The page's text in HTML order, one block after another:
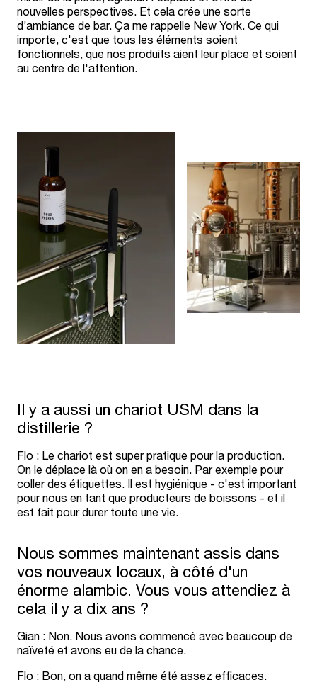
nouvelles perspectives. Et cela crée une sorte
d’ambiance de bar. Ça me rappelle New York. Ce qui
importe, c'est que tous les éléments soient
fonctionnels, que nos produits aient leur place et soient
au centre de l'attention.
Il y a aussi un chariot USM dans la
distillerie ?
Flo : Le chariot est super pratique pour la production.
On le déplace là où on en a besoin. Par exemple pour
coller des étiquettes. Il est hygiénique - c'est important
pour nous en tant que producteurs de boissons - et il
est fait pour durer toute une vie.
Nous sommes maintenant assis dans
vos nouveaux locaux, à côté d'un
énorme alambic. Vous vous attendiez à
cela il y a dix ans ?
Gian : Non. Nous avons commencé avec beaucoup de
naïveté et avons eu de la chance.
Flo : Bon, on a quand même été assez efficaces.